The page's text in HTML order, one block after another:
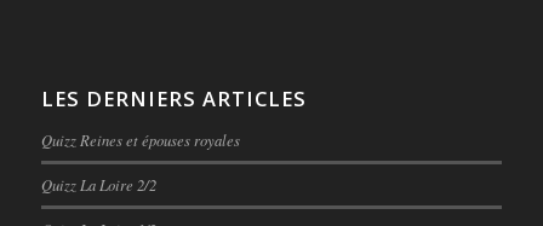
LES DERNIERS ARTICLES
Quizz Reines et épouses royales
Quizz La Loire 2/2